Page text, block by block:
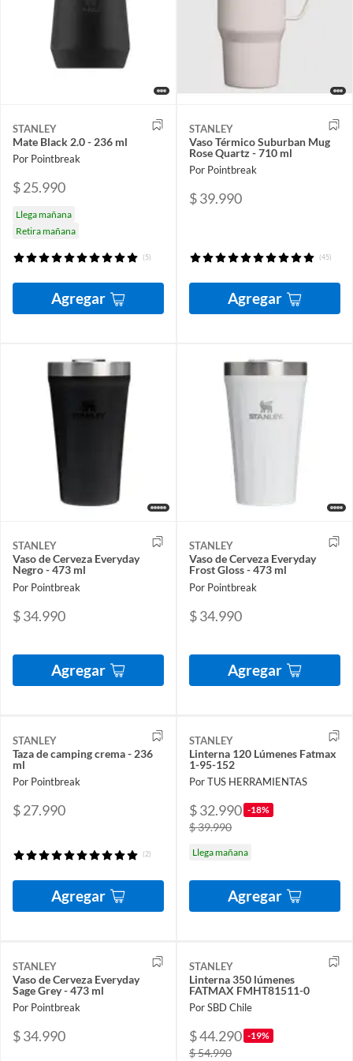
STANLEY
Mate Black 2.0 - 236 ml
Por Pointbreak
$ 25.990
Llega mañana
Retira mañana
(5)
Agregar
STANLEY
Vaso Térmico Suburban Mug
Rose Quartz - 710 ml
Por Pointbreak
$ 39.990
(45)
Agregar
STANLEY
Vaso de Cerveza Everyday
Negro - 473 ml
Por Pointbreak
$ 34.990
Agregar
STANLEY
Vaso de Cerveza Everyday
Frost Gloss - 473 ml
Por Pointbreak
$ 34.990
Agregar
STANLEY
Taza de camping crema - 236
ml
Por Pointbreak
$ 27.990
(2)
Agregar
STANLEY
Linterna 120 Lúmenes Fatmax
1-95-152
Por TUS HERRAMIENTAS
$ 32.990 -18%
$ 39.990
Llega mañana
Agregar
STANLEY
Vaso de Cerveza Everyday
Sage Grey - 473 ml
Por Pointbreak
$ 34.990
STANLEY
Linterna 350 lúmenes
FATMAX FMHT81511-0
Por SBD Chile
$ 44.290 -19%
$ 54.990